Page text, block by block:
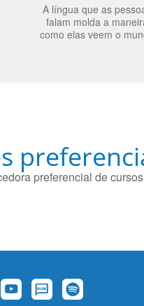
A língua que as
falam molda a
como elas veem o
preferencial de